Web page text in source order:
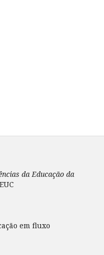
da Educação da
em fluxo